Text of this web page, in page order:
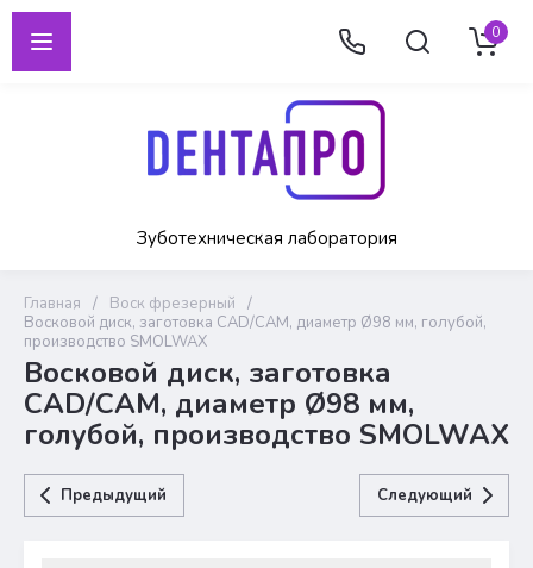
Зуботехническая лаборатория
0
Главная / Воск фрезерный
/
Восковой диск, заготовка CAD/CAM, диаметр Ø98 мм, голубой,
производство SMOLWAX
Восковой диск, заготовка
CAD/CAM, диаметр Ø98 мм,
голубой, производство SMOLWAX
Предыдущий Следующий